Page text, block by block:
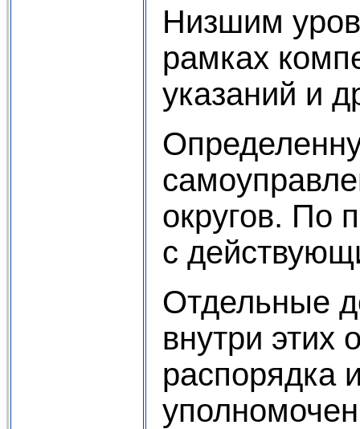
Низшим
рамках
указаний и
округов. По
с
Отдельные
внутри этих
распорядка